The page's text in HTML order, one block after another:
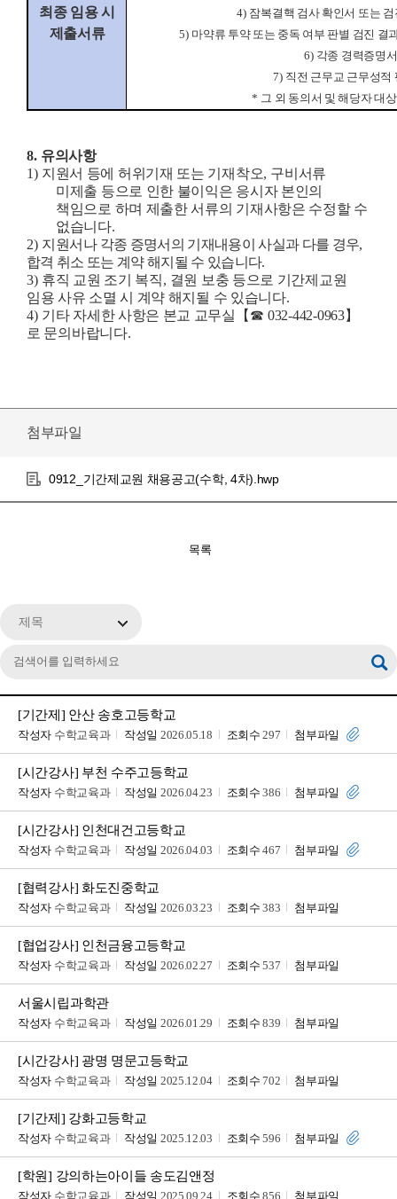
최종 임용 시
제출서류
4) 잠복결핵 검사 확인서 또는
5) 마약류 투약 또는 중독 여부 판별 검진 결
6) 각종 경력증명서
7) 직전 근무교 근무성적
* 그 외 동의서 및 해당자 대
8. 유의사항
1) 지원서 등에 허위기재 또는 기재착오, 구비서류
미제출 등으로 인한 불이익은 응시자 본인의
책임으로 하며 제출한 서류의 기재사항은 수정할 수
없습니다.
2) 지원서 나 각종 증명서의 기재내용이 사실과 다를 경우,
합격 취소 또는 계약 해지될 수 있습니다.
3) 휴직 교원 조기 복직, 결원 보충 등으로 기간제교원
임용 사유 소멸 시 계약 해지될 수 있습니다.
4) 기타 자세한 사항은 본교 교무실 【☎ 032-442-0963】
로 문의바랍니다.
첨부파일
0912_기간제교원 채용공고(수학, 4차).hwp
목록
제목
[기간제] 안산 송호고등학교
작성자 수학교육과 작성일 2026.05.18 조회수 297 첨부파일
[시간강사] 부천 수주고등학교
작성자 수학교육과 작성일 2026.04.23 조회수 386 첨부파일
[시간강사] 인천대건고등학교
작성자 수학교육과 작성일 2026.04.03 조회수 467 첨부파일
[협력강사] 화도진중학교
작성자 수학교육과 작성일 2026.03.23 조회수 383 첨부파일
[협업강사] 인천금융고등학교
작성자 수학교육과 작성일 2026.02.27 조회수 537 첨부파일
서울시립과학관
작성자 수학교육과 작성일 2026.01.29 조회수 839 첨부파일
[시간강사] 광명 명문고등학교
작성자 수학교육과 작성일 2025.12.04 조회수 702 첨부파일
[기간제] 강화고등학교
작성자 수학교육과 작성일 2025.12.03 조회수 596 첨부파일
[학원] 강의하는아이들 송도김앤정
작성자 수학교육과 작성일 2025.09.24 조회수 856 첨부파일